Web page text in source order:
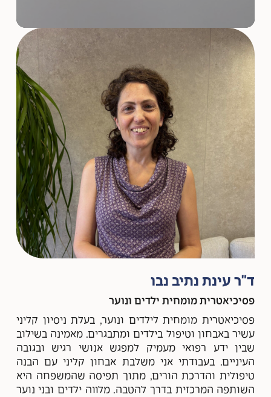
ד"ר עינת נתיב נבו
פסיכיאטרית מומחית ילדים ונוער
פסיכיאטרית מומחית לילדים ונוער, בעלת ניסיון קליני
עשיר באבחון וטיפול בילדים ומתבגרים. מאמינה בשילוב
שבין ידע רפואי מעמיק למפגש אנושי רגיש ובגובה
העיניים. בעבודתי אני משלבת אבחון קליני עם הבנה
טיפולית והדרכת הורים, מתוך תפיסה שהמשפחה היא
השותפה המרכזית בדרך להטבה. מלווה ילדים ובני נוער